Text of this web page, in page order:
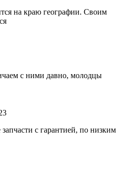
на краю географии. Своим
с ними давно, молодцы
с гарантией, по низким